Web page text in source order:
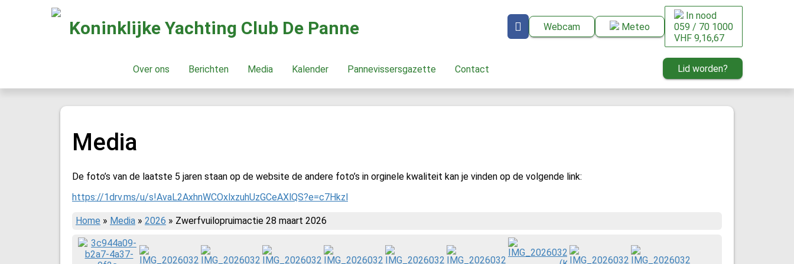
Koninklijke Yachting Club De Panne Webcam Meteo
In nood
059 / 70 1000
VHF 9,16,67
Over ons Berichten Media Kalender Pannevissersgazette Contact Lid worden?
Media
De foto’s van de laatste 5 jaren staan op de website de andere foto’s in orginele kwaliteit kan je vinden op de volgende link:
https://1drv.ms/u/s!AvaL2AxhnWCOxlxzuhUzGCeAXlQS?e=c7Hkzl
Home » Media » 2026 » Zwerfvuilopruimactie 28 maart 2026